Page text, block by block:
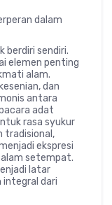
dalam
berdiri sendiri.
elemen penting
alam.
dan
antara
adat
rasa syukur
tradisional,
ekspresi
alam setempat.
latar
integral dari